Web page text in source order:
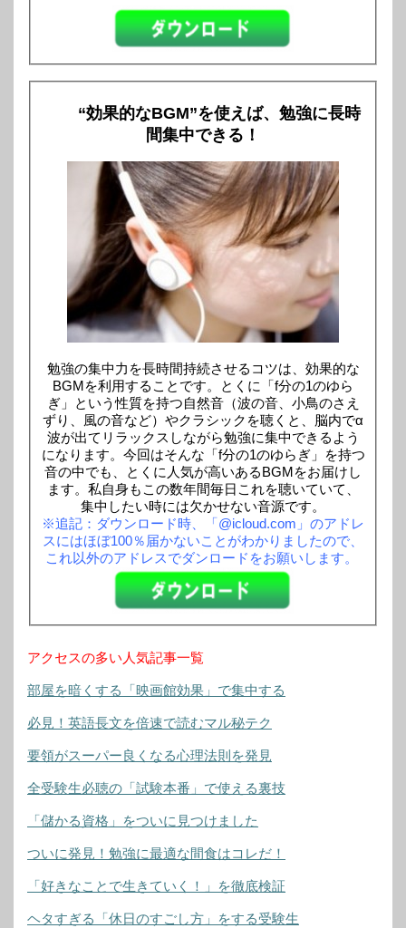
“効果的なBGM”を使えば、勉強に長時
間集中できる！
勉強の集中力を長時間持続させるコツは、効果的な
BGMを利用することです。とくに「f分の1のゆら
ぎ」という性質を持つ自然音（波の音、小鳥のさえ
ずり、風の音など）やクラシックを聴くと、脳内でα
波が出てリラックスしながら勉強に集中できるよう
になります。今回はそんな「f分の1のゆらぎ」を持つ
音の中でも、とくに人気が高いあるBGMをお届けし
ます。私自身もこの数年間毎日これを聴いていて、
集中したい時には欠かせない音源です。
※追記：ダウンロード時、「@icloud.com」のアドレ
スにはほぼ100％届かないことがわかりましたので、
これ以外のアドレスでダンロードをお願いします。
アクセスの多い人気記事一覧
部屋を暗くする「映画館効果」で集中する
必見！英語長文を倍速で読むマル秘テク
要領がスーパー良くなる心理法則を発見
全受験生必聴の「試験本番」で使える裏技
「儲かる資格」をついに見つけました
ついに発見！勉強に最適な間食はコレだ！
「好きなことで生きていく！」を徹底検証
ヘタすぎる「休日のすごし方」をする受験生